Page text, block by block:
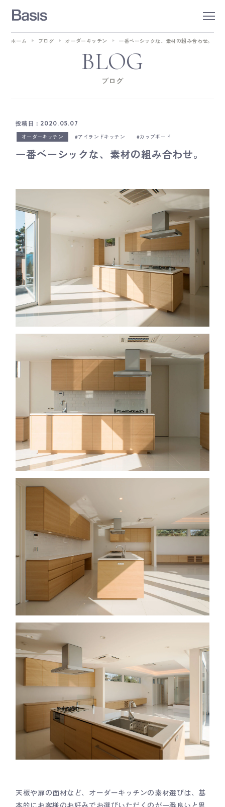
BLOG
ブログ
ホーム ブログ オーダーキッチン 一番ベーシックな、素材の組み合わせ。
投稿日：2020.05.07
オーダーキッチン
アイランドキッチン カップボード
一番ベーシックな、素材の組み合わせ。
天板や扉の面材など、オーダーキッチンの素材選びは、基